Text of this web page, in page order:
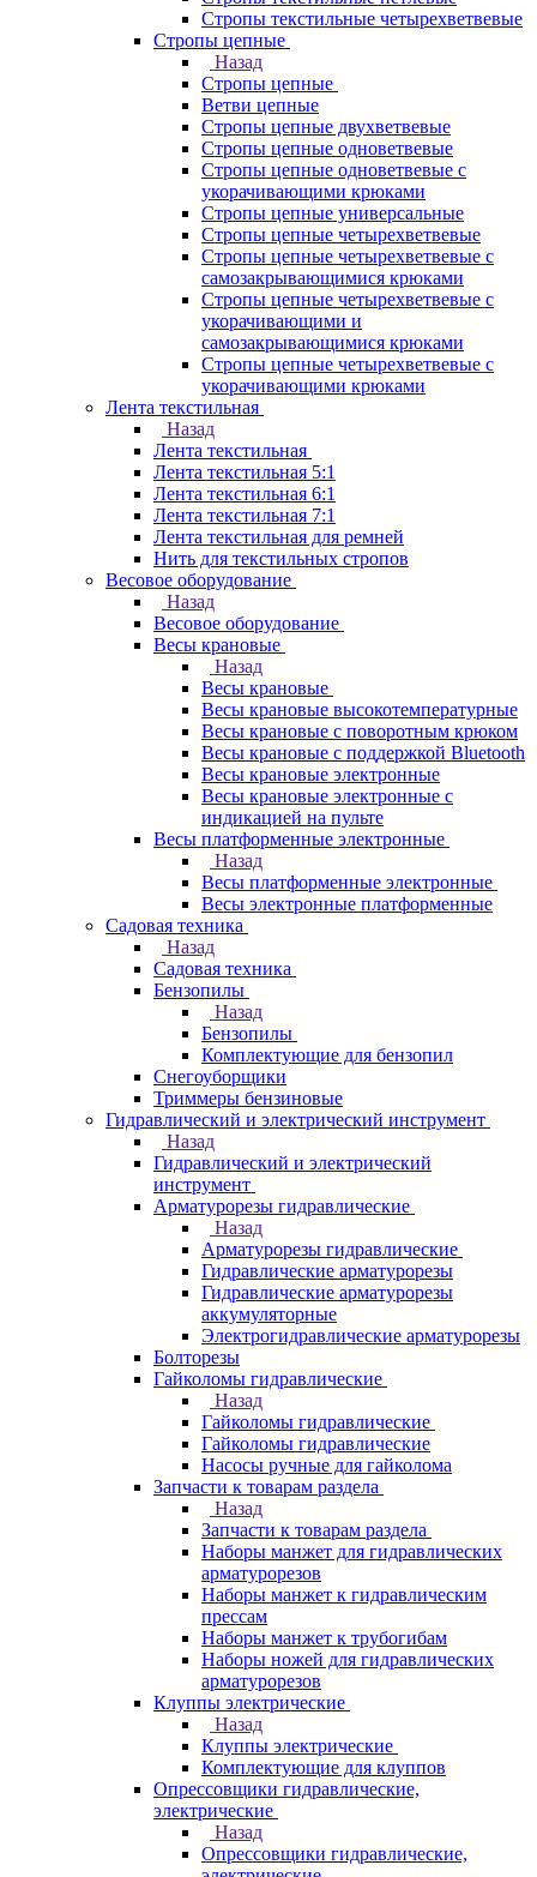
Стропы текстильные четырехветвевые
Стропы цепные
Назад
Стропы цепные
Ветви цепные
Стропы цепные двухветвевые
Стропы цепные одноветвевые
Стропы цепные одноветвевые с
укорачивающими крюками
Стропы цепные универсальные
Стропы цепные четырехветвевые
Стропы цепные четырехветвевые с
самозакрывающимися крюками
Стропы цепные четырехветвевые с
укорачивающими и
самозакрывающимися крюками
Стропы цепные четырехветвевые с
укорачивающими крюками
Лента текстильная
Назад
Лента текстильная
Лента текстильная 5:1
Лента текстильная 6:1
Лента текстильная 7:1
Лента текстильная для ремней
Нить для текстильных стропов
Весовое оборудование
Назад
Весовое оборудование
Весы крановые
Назад
Весы крановые
Весы крановые высокотемпературные
Весы крановые с поворотным крюком
Весы крановые с поддержкой Bluetooth
Весы крановые электронные
Весы крановые электронные с
индикацией на пульте
Весы платформенные электронные
Назад
Весы платформенные электронные
Весы электронные платформенные
Садовая техника
Назад
Садовая техника
Бензопилы
Назад
Бензопилы
Комплектующие для бензопил
Снегоуборщики
Триммеры бензиновые
Гидравлический и электрический инструмент
Назад
Гидравлический и электрический
инструмент
Арматурорезы гидравлические
Назад
Арматурорезы гидравлические
Гидравлические арматурорезы
Гидравлические арматурорезы
аккумуляторные
Электрогидравлические арматурорезы
Болторезы
Гайколомы гидравлические
Назад
Гайколомы гидравлические
Гайколомы гидравлические
Насосы ручные для гайколома
Запчасти к товарам раздела
Назад
Запчасти к товарам раздела
Наборы манжет для гидравлических
арматурорезов
Наборы манжет к гидравлическим
прессам
Наборы манжет к трубогибам
Наборы ножей для гидравлических
арматурорезов
Клуппы электрические
Назад
Клуппы электрические
Комплектующие для клуппов
Опрессовщики гидравлические,
электрические
Назад
Опрессовщики гидравлические,